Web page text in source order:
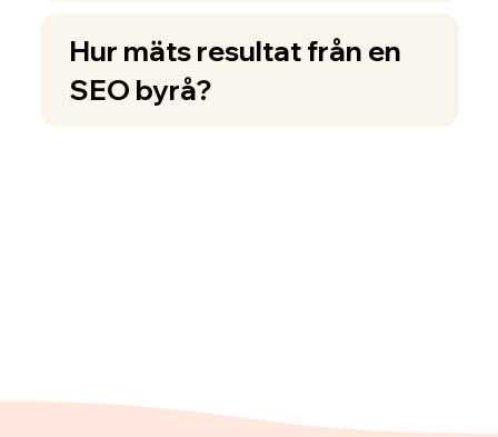
Hur mäts resultat från en
SEO byrå?